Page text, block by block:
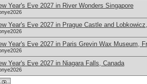
Year's Eve 2027 in River Wonders Singapore
Year's Eve 2027 in Prague Castle and
Year's Eve 2027 in Paris Grevin Wax Museum,
Year's Eve 2027 in Niagara Falls, Canada